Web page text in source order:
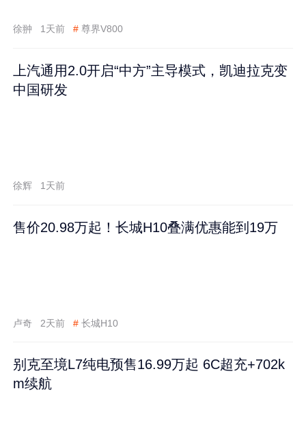
徐翀 1天前 # 尊界V800
上汽通用2.0开启“中方”主导模式，凯迪拉克变
中国研发
徐辉 1天前
售价20.98万起！长城H10叠满优惠能到19万
卢奇 2天前 # 长城H10
别克至境L7纯电预售16.99万起 6C超充+702k
m续航